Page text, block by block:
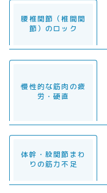
腰椎関節（椎間関
節）のロック
慢性的な筋肉の疲
労・硬直
体幹・股関節まわ
りの筋力不足